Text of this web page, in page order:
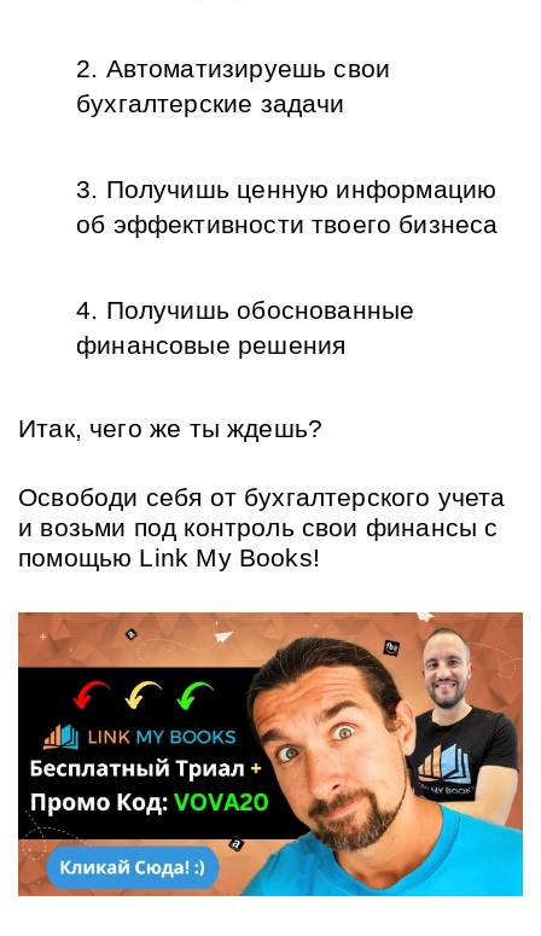
Автоматизируешь свои
бухгалтерские задачи
Получишь ценную информацию
об эффективности твоего бизнеса
Получишь обоснованные
финансовые решения
Итак, чего же ты ждешь?
Освободи себя от бухгалтерского учета
и возьми под контроль свои финансы с
помощью Link My Books!